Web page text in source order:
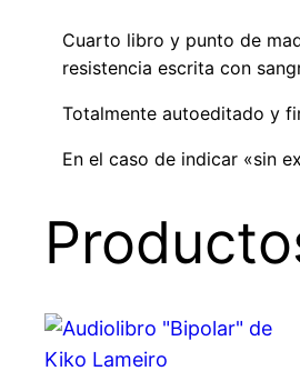
Cuarto libro y punto de
resistencia escrita con
Totalmente autoeditado y
En el caso de indicar «sin